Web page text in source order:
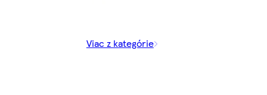
Viac z kategórie